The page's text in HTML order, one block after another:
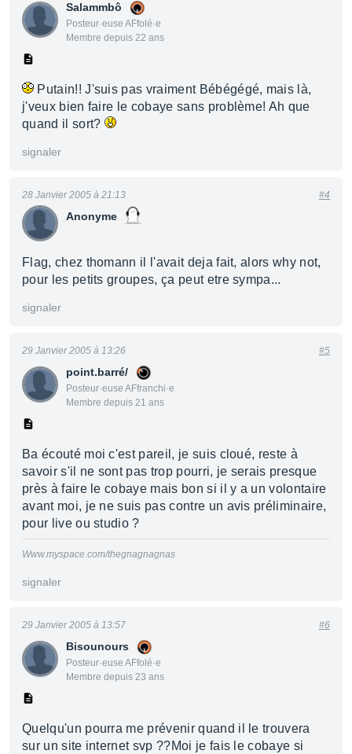
Salammbô
Posteur·euse AFfolé·e
Membre depuis 22 ans
Putain!! J'suis pas vraiment Bébégégé, mais là,
j'veux bien faire le cobaye sans problème! Ah que
quand il sort?
signaler
Anonyme
28 Janvier 2005 à 21:13 #4
Flag, chez thomann il l'avait deja fait, alors why not,
pour les petits groupes, ça peut etre sympa...
signaler
point.barré/
Posteur·euse AFfranchi·e
Membre depuis 21 ans
29 Janvier 2005 à 13:26 #5
Ba écouté moi c'est pareil, je suis cloué, reste à
savoir s'il ne sont pas trop pourri, je serais presque
près à faire le cobaye mais bon si il y a un volontaire
avant moi, je ne suis pas contre un avis préliminaire,
pour live ou studio ?
Www.myspace.com/thegnagnagnas
signaler
Bisounours
Posteur·euse AFfolé·e
Membre depuis 23 ans
29 Janvier 2005 à 13:57 #6
Quelqu'un pourra me prévenir quand il le trouvera
sur un site internet svp ??Moi je fais le cobaye si